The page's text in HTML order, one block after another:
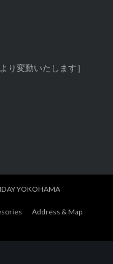
り変動いたします］
YOKOHAMA
Address & Map